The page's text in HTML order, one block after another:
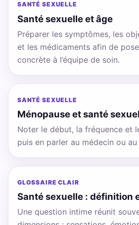
SANTÉ SEXUELLE
Santé sexuelle et âge
Préparer les symptômes, les
et les médicaments afin de
concrète à l’équipe de soin.
SANTÉ SEXUELLE
Ménopause et santé
Noter le début, la fréquence et
puis en parler au médecin ou
GLOSSAIRE CLAIR
Santé sexuelle : définition
Une question intime réunit